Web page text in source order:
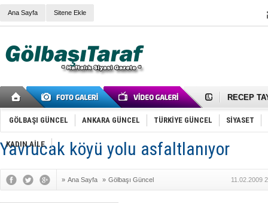
Ana Sayfa Sitene Ekle
Cemal
Samet
RECEP
Gölbaşı
İNCEK
GÖLBAŞI GÜNCEL ANKARA GÜNCEL TÜRKİYE GÜNCEL SİYASET
KADIN AİLE
Yavrucak köyü yolu asfaltlanıyor
» Ana Sayfa » Gölbaşı Güncel 11.02.2009